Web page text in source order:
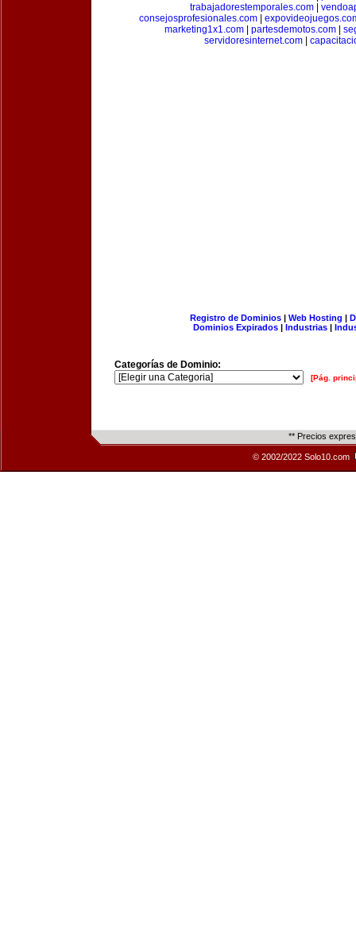
trabajadorestemporales.com
consejosprofesionales.com|
marketing1x1.com| partesdemotos.com|
servidoresinternet.com
Registro de Dominios| Web Hosting |
Dominios Expirados | Industrias |
Categorías de Dominio:
[Pág.
** Precios
© 2002/2022 Solo10.com